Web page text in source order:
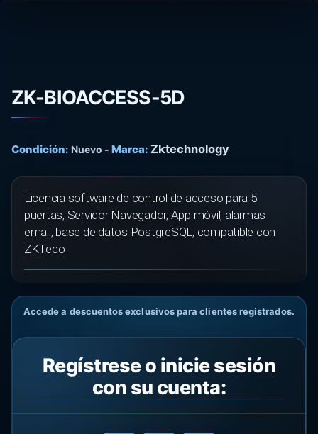
ZK-BIOACCESS-5D
Condición: Nuevo - Marca: Zktechnology
Licencia software de control de acceso para 5
puertas, Servidor Navegador, App móvil, alarmas
email, base de datos PostgreSQL, compatible con
ZKTeco
Accede a descuentos exclusivos para clientes registrados.
Regístrese o inicie sesión
con su cuenta: